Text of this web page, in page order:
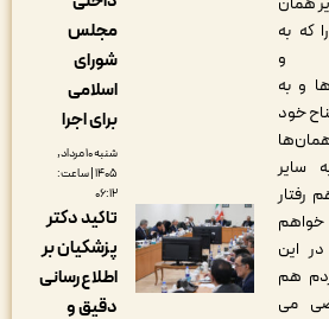
برای اجرا
شنبه ۱۰ مرداد,
۱۴۰۵ | ساعت:
تاکید دکتر
پزشکیان بر
اطلاع‌رسانی